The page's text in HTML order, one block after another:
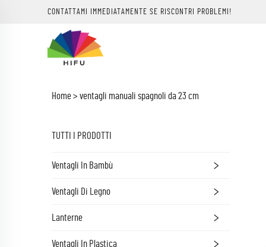
CONTATTAMI IMMEDIATAMENTE SE RISCONTRI PROBLEMI!
Home > ventagli manuali spagnoli da 23 cm
TUTTI I PRODOTTI
Ventagli In Bambù
Ventagli Di Legno
Lanterne
Ventagli In Plastica